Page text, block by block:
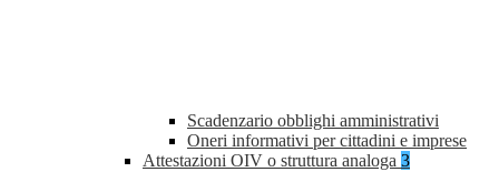
Scadenzario obblighi amministrativi
Oneri informativi per cittadini e imprese
Attestazioni OIV o struttura analoga 3